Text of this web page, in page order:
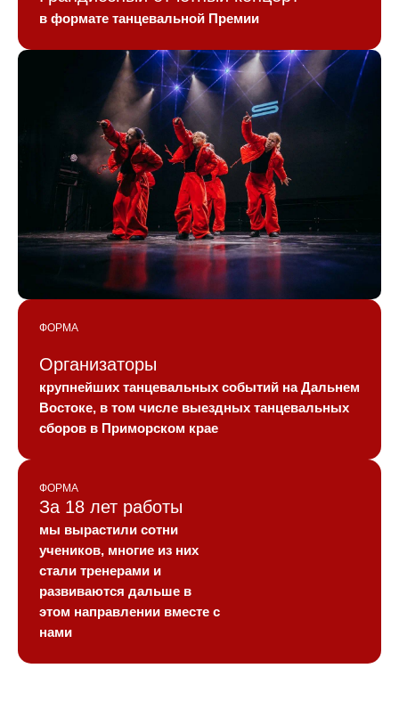
в формате танцевальной Премии
ФОРМА
Организаторы
крупнейших танцевальных событий на Дальнем
Востоке, в том числе выездных танцевальных
сборов в Приморском крае
ФОРМА
За 18 лет работы
мы вырастили сотни
учеников, многие из них
стали тренерами и
развиваются дальше в
этом направлении вместе с
нами